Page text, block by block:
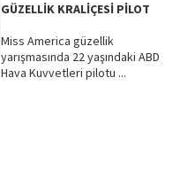
GÜZELLİK KRALİÇESİ PİLOT
Miss America güzellik
yarışmasında 22 yaşındaki ABD
Hava Kuvvetleri pilotu ...